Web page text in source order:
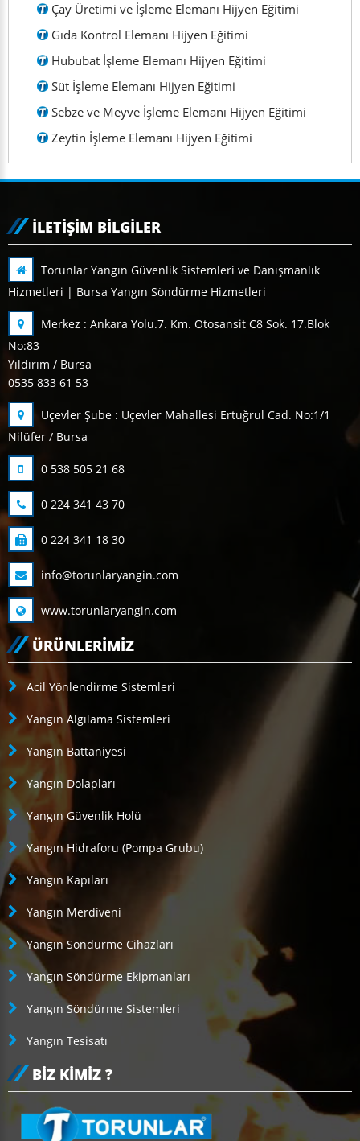
Çay Üretimi ve İşleme Elemanı Hijyen Eğitimi
Gıda Kontrol Elemanı Hijyen Eğitimi
Hububat İşleme Elemanı Hijyen Eğitimi
Süt İşleme Elemanı Hijyen Eğitimi
Sebze ve Meyve İşleme Elemanı Hijyen Eğitimi
Zeytin İşleme Elemanı Hijyen Eğitimi
İLETIŞIM BILGILER
Torunlar Yangın Güvenlik Sistemleri ve Danışmanlık
Hizmetleri | Bursa Yangın Söndürme Hizmetleri
Merkez : Ankara Yolu.7. Km. Otosansit C8 Sok. 17.Blok
No:83
Yıldırım / Bursa
0535 833 61 53
Üçevler Şube : Üçevler Mahallesi Ertuğrul Cad. No:1/1
Nilüfer / Bursa
0 538 505 21 68
0 224 341 43 70
0 224 341 18 30
info@torunlaryangin.com
www.torunlaryangin.com
ÜRÜNLERIMIZ
Acil Yönlendirme Sistemleri
Yangın Algılama Sistemleri
Yangın Battaniyesi
Yangın Dolapları
Yangın Güvenlik Holü
Yangın Hidraforu (Pompa Grubu)
Yangın Kapıları
Yangın Merdiveni
Yangın Söndürme Cihazları
Yangın Söndürme Ekipmanları
Yangın Söndürme Sistemleri
Yangın Tesisatı
BIZ KIMIZ ?